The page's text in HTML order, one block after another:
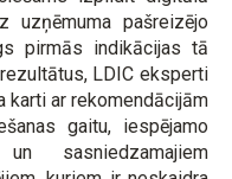
uzņēmuma pašreizējo
pirmās indikācijas tā
LDIC eksperti
ar rekomendācijām
gaitu, iespējamo
sasniedzamajiem